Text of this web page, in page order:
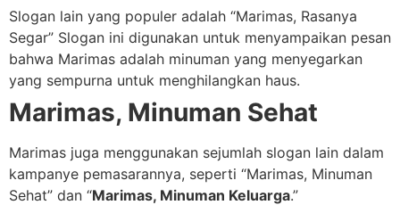
Slogan lain yang populer adalah “Marimas, Rasanya
Segar” Slogan ini digunakan untuk menyampaikan pesan
bahwa Marimas adalah minuman yang menyegarkan
yang sempurna untuk menghilangkan haus.
Marimas, Minuman Sehat
Marimas juga menggunakan sejumlah slogan lain dalam
kampanye pemasarannya, seperti “Marimas, Minuman
Sehat” dan “Marimas, Minuman Keluarga.”